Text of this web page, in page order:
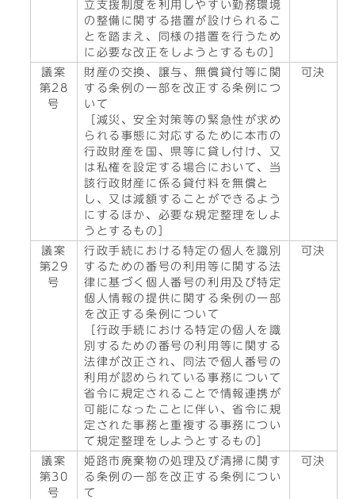
立支援制度を利用しやすい勤務環境
の整備に関する措置が設けられるこ
とを踏まえ、同様の措置を行うため
に必要な改正をしようとするもの］
議案
第28
号
財産の交換、譲与、無償貸付等に関
する条例の一部を改正する条例につ
いて
［減災、安全対策等の緊急性が求め
られる事態に対応するために本市の
行政財産を国、県等に貸し付け、又
は私権を設定する場合において、当
該行政財産に係る貸付料を無償と
し、又は減額することができるよう
にするほか、必要な規定整理をしよ
うとするもの］
可決
議案
第29
号
行政手続における特定の個人を識別
するための番号の利用等に関する法
律に基づく個人番号の利用及び特定
個人情報の提供に関する条例の一部
を改正する条例について
［行政手続における特定の個人を識
別するための番号の利用等に関する
法律が改正され、同法で個人番号の
利用が認められている事務について
省令に規定されることで情報連携が
可能になったことに伴い、省令に規
定された事務と重複する事務につい
て規定整理をしようとするもの］
可決
議案
第30
号
姫路市廃棄物の処理及び清掃に関す
る条例の一部を改正する条例につい
て
可決